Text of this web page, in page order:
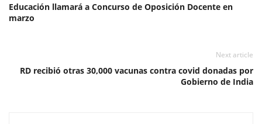
Educación llamará a Concurso de Oposición Docente en
marzo
Next article
RD recibió otras 30,000 vacunas contra covid donadas por
Gobierno de India